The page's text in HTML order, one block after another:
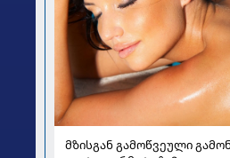
მზისგან გამოწვეული